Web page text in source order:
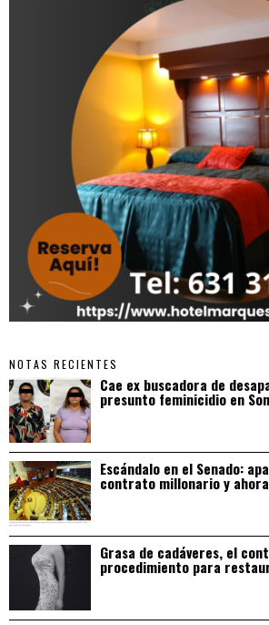
NOTAS RECIENTES
Cae ex buscadora de
presunto feminicidio en
Escándalo en el Senado:
contrato millonario y
Grasa de cadáveres, el
procedimiento para